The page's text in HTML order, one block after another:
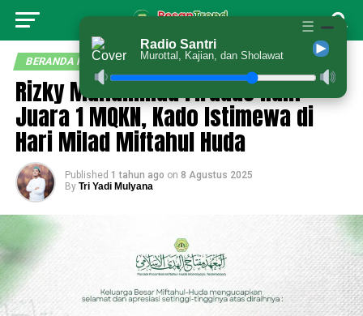
BERANDA PESANTREN
Rizky Muhammad Firdaus Raih
Juara 1 MQKN, Kado Istimewa di
Hari Milad Miftahul Huda
Published 1 tahun ago on 8 Agustus 2025
By Tri Yadi Mulyana
☰
Radio Santri
Murottal, Kajian, dan Sholawat